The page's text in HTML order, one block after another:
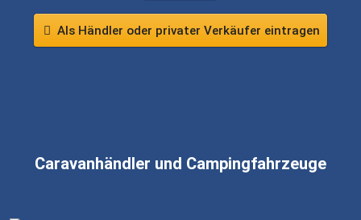
Als Händler oder privater Verkäufer eintragen
Caravanhändler und Campingfahrzeuge